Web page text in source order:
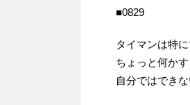
■0829
タイマンは特
ちょっと何か
自分ではでき